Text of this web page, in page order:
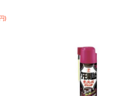
ステム登録
システム登録を修正する
料に準ずるものは、お取引
)